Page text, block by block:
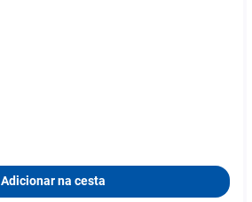
Adicionar na cesta